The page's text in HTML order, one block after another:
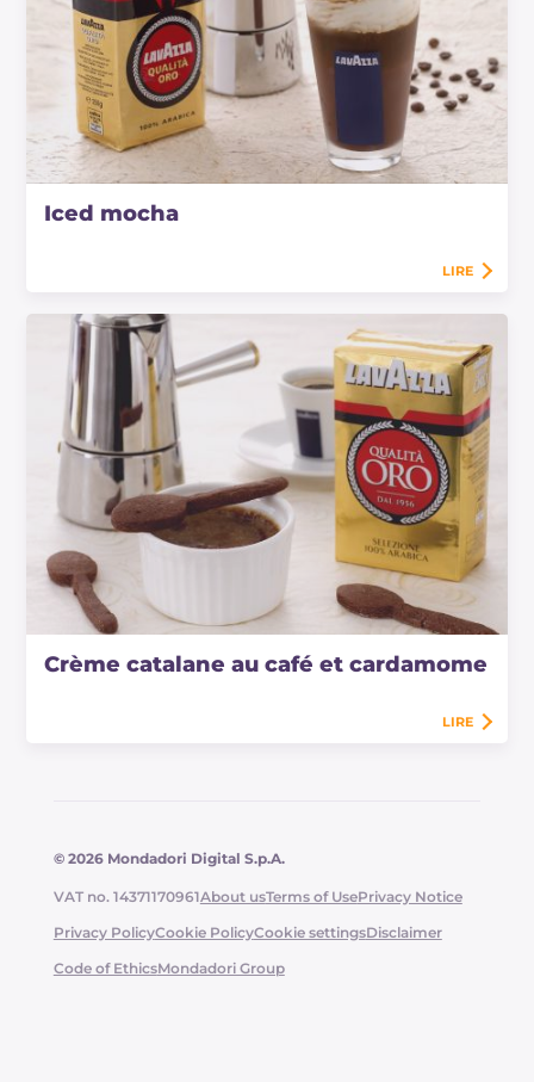
Iced mocha
LIRE
Crème catalane au café et cardamome
LIRE
© 2026 Mondadori Digital S.p.A.
VAT no. 14371170961About usTerms of UsePrivacy Notice
Privacy PolicyCookie PolicyCookie settingsDisclaimer
Code of EthicsMondadori Group